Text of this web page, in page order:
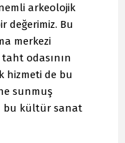
arkeolojik
değerimiz. Bu
merkezi
taht odasının
hizmeti de bu
sunmuş
bu kültür sanat